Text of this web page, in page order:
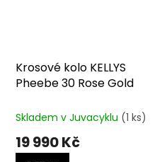
Krosové kolo KELLYS
Pheebe 30 Rose Gold
Skladem v Juvacyklu (1 ks)
19 990 Kč